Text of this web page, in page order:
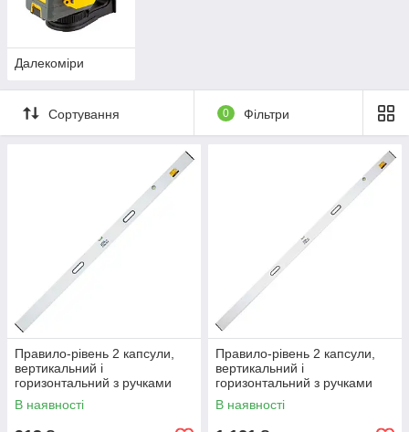
Далекоміри
Сортування 0 Фільтри
Правило-рівень 2 капсули,
вертикальний і
горизонтальний з ручками
Profi 2000мм SIGMA
(3712201)
В наявності
Правило-рівень 2 капсули,
вертикальний і
горизонтальний з ручками
Profi 2500мм SIGMA
(3712251)
В наявності